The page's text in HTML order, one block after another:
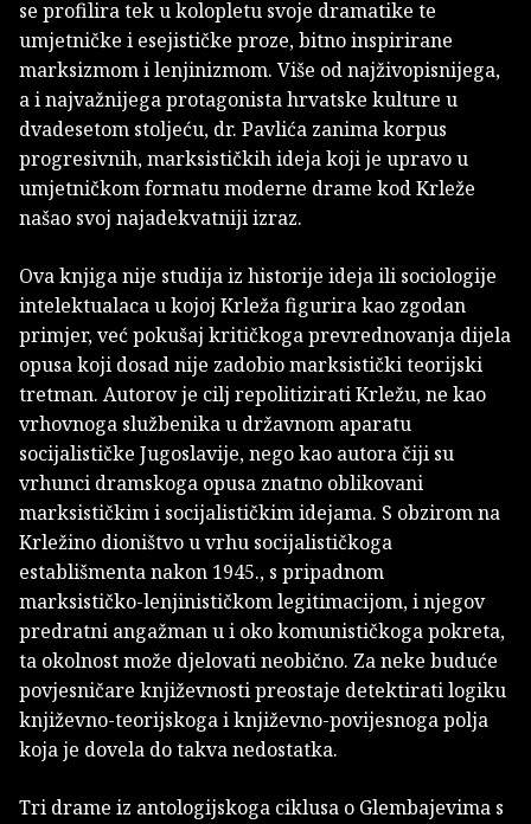
se profilira tek u kolopletu svoje dramatike te
umjetničke i esejističke proze, bitno inspirirane
marksizmom i lenjinizmom. Više od najživopisnijega,
a i najvažnijega protagonista hrvatske kulture u
dvadesetom stoljeću, dr. Pavlića zanima korpus
progresivnih, marksističkih ideja koji je upravo u
umjetničkom formatu moderne drame kod Krleže
našao svoj najadekvatniji izraz.
Ova knjiga nije studija iz historije ideja ili sociologije
intelektualaca u kojoj Krleža figurira kao zgodan
primjer, već pokušaj kritičkoga prevrednovanja dijela
opusa koji dosad nije zadobio marksistički teorijski
tretman. Autorov je cilj repolitizirati Krležu, ne kao
vrhovnoga službenika u državnom aparatu
socijalističke Jugoslavije, nego kao autora čiji su
vrhunci dramskoga opusa znatno oblikovani
marksističkim i socijalističkim idejama. S obzirom na
Krležino dioništvo u vrhu socijalističkoga
establišmenta nakon 1945., s pripadnom
marksističko-lenjinističkom legitimacijom, i njegov
predratni angažman u i oko komunističkoga pokreta,
ta okolnost može djelovati neobično. Za neke buduće
povjesničare književnosti preostaje detektirati logiku
književno-teorijskoga i književno-povijesnoga polja
koja je dovela do takva nedostatka.
Tri drame iz antologijskoga ciklusa o Glembajevima s